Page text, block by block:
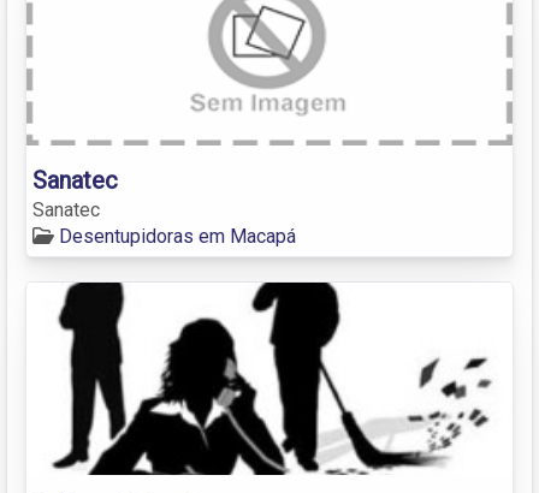
Sanatec
Sanatec
Desentupidoras em Macapá